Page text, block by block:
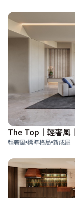
The Top｜輕奢風
輕奢風 標準格局 新成屋